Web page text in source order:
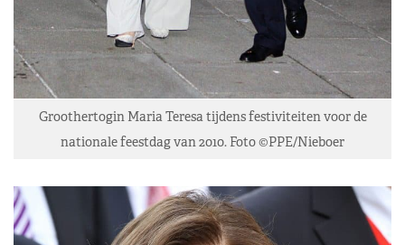
Groothertogin Maria Teresa tijdens festiviteiten voor de
nationale feestdag van 2010. Foto ©PPE/Nieboer